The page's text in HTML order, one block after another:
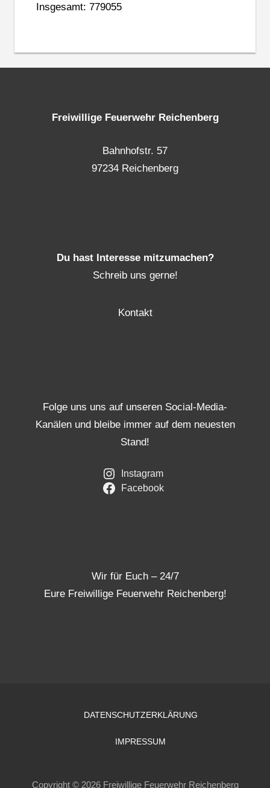
Insgesamt: 779055
Freiwillige Feuerwehr Reichenberg
Bahnhofstr. 57
97234 Reichenberg
Du hast Interesse mitzumachen?
Schreib uns gerne!
Kontakt
Folge uns uns auf unseren Social-Media-
Kanälen und bleibe immer auf dem neuesten
Stand!
Instagram
Facebook
Wir für Euch – 24/7
Eure Freiwillige Feuerwehr Reichenberg!
DATENSCHUTZERKLÄRUNG
IMPRESSUM
Copyright © 2026 Freiwillige Feuerwehr Reichenberg